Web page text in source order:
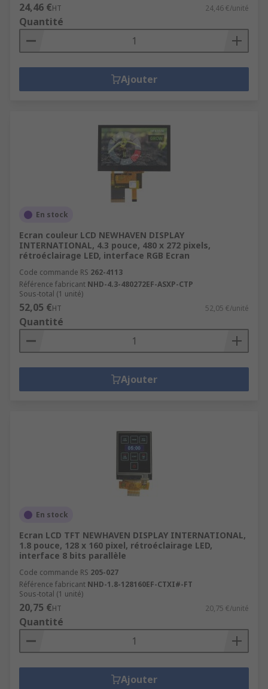
24,46 €HT 24,46 €/unité
Quantité
Ajouter
En stock
Ecran couleur LCD NEWHAVEN DISPLAY
INTERNATIONAL, 4.3 pouce, 480 x 272 pixels,
rétroéclairage LED, interface RGB Ecran
Code commande RS 262-4113
Référence fabricant NHD-4.3-480272EF-ASXP-CTP
Sous-total (1 unité)
52,05 €HT 52,05 €/unité
Quantité
Ajouter
En stock
Ecran LCD TFT NEWHAVEN DISPLAY INTERNATIONAL,
1.8 pouce, 128 x 160 pixel, rétroéclairage LED,
interface 8 bits parallèle
Code commande RS 205-027
Référence fabricant NHD-1.8-128160EF-CTXI#-FT
Sous-total (1 unité)
20,75 €HT 20,75 €/unité
Quantité
Ajouter